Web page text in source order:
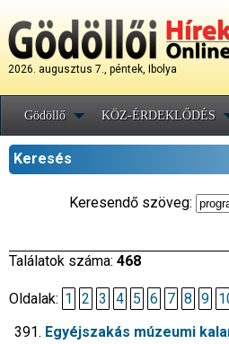
2026. augusztus 7., péntek, Ibolya
Gödöllő KÖZ-ÉRDEKLŐDÉS
Keresés
Keresendő szöveg:
Találatok száma: 468
Oldalak: 1 2 3 4 5 6 7 8 9
Egyéjszakás múzeumi